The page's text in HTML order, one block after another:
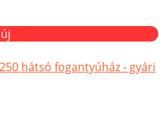
új
hátsó fogantyúház - gyári